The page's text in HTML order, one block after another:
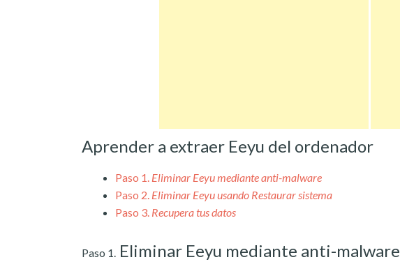
Aprender a extraer Eeyu del ordenador
Paso 1. Eliminar Eeyu mediante anti-malware
Paso 2. Eliminar Eeyu usando Restaurar sistema
Paso 3. Recupera tus datos
Paso 1. Eliminar Eeyu mediante anti-malware